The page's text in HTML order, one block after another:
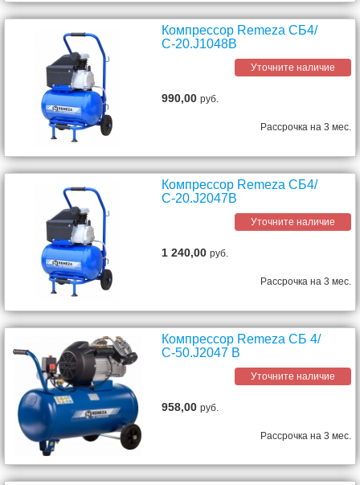
Компрессор Remeza СБ4/
С-20.J1048B
Уточните наличие
990,00руб.
Рассрочка на 3 мес.
Компрессор Remeza СБ4/
С-20.J2047B
Уточните наличие
1 240,00руб.
Рассрочка на 3 мес.
Компрессор Remeza СБ 4/
С-50.J2047 B
Уточните наличие
958,00руб.
Рассрочка на 3 мес.